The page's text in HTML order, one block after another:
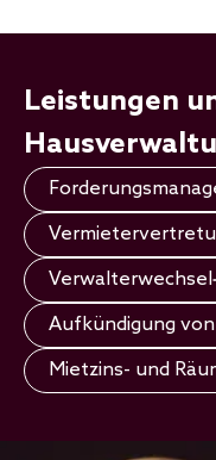
Leistungen
Verwalterwechsel
Aufkündigung
Mietzins- und